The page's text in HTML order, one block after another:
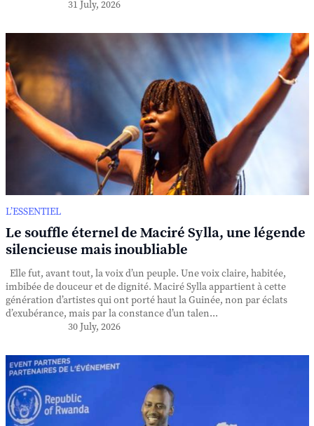
31 July, 2026
L’ESSENTIEL
Le souffle éternel de Maciré Sylla, une légende
silencieuse mais inoubliable
Elle fut, avant tout, la voix d’un peuple. Une voix claire, habitée,
imbibée de douceur et de dignité. Maciré Sylla appartient à cette
génération d’artistes qui ont porté haut la Guinée, non par éclats
d’exubérance, mais par la constance d’un talen...
30 July, 2026